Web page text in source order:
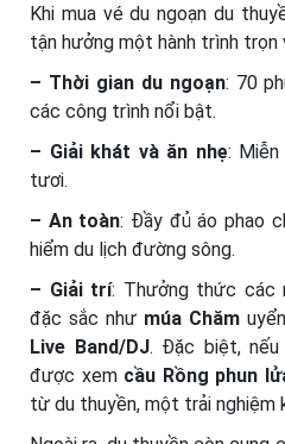
Khi mua vé du ngoạn du
tận hưởng một hành trình trọn
– Thời gian du ngoạn: 70
các công trình nổi bật.
– Giải khát và ăn nhẹ:
tươi.
– An toàn: Đầy đủ áo phao
hiểm du lịch đường sông.
– Giải trí: Thưởng thức các
đặc sắc như múa Chăm
Live Band/DJ. Đặc biệt,
được xem cầu Rồng phun
từ du thuyền, một trải nghiệm